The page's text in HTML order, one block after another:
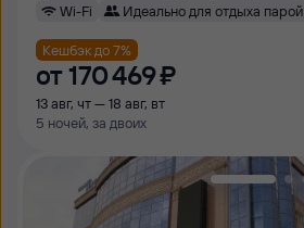
Wi-Fi
Идеально для отдыха парой
Кешбэк до 7%
от 170 ⁠469 ⁠₽
13 авг, чт — 18 авг, вт
5 ночей, за двоих